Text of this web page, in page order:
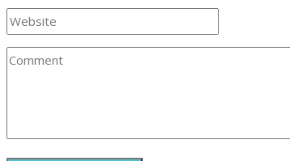
Contacto